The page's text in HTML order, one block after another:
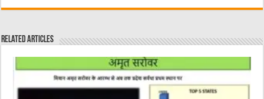
c
e
b
o
o
it
r
C
at
ai ss
n
g
er
at
A
p
p
Related Articles